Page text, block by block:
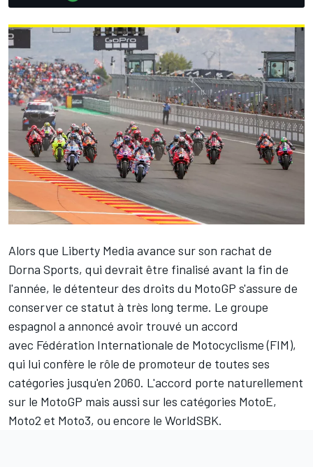
Alors que Liberty Media avance sur son rachat de
Dorna Sports, qui devrait être finalisé avant la fin de
l'année, le détenteur des droits du MotoGP s'assure de
conserver ce statut à très long terme. Le groupe
espagnol a annoncé avoir trouvé un accord
avec Fédération Internationale de Motocyclisme (FIM),
qui lui confère le rôle de promoteur de toutes ses
catégories jusqu'en 2060. L'accord porte naturellement
sur le MotoGP mais aussi sur les catégories MotoE,
Moto2 et Moto3, ou encore le WorldSBK.